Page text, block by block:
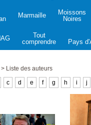
Marmaille
Moissons
Noires
Tout
comprendre
Pays
> Liste des auteurs
c d e f g h i j